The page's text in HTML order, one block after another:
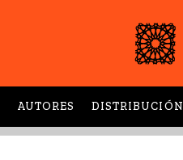
AUTORES DISTRIBUCIÓN